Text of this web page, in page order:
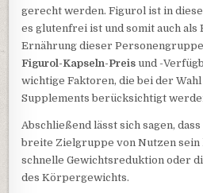
gerecht werden. Figurol ist in
es glutenfrei ist und somit auch als
Ernährung dieser
Figurol-Kapseln-Preis und -
wichtige Faktoren, die bei der
Supplements berücksichtigt
Abschließend lässt sich sagen,
breite Zielgruppe von Nutzen sein
schnelle Gewichtsreduktion oder
des Körpergewichts.